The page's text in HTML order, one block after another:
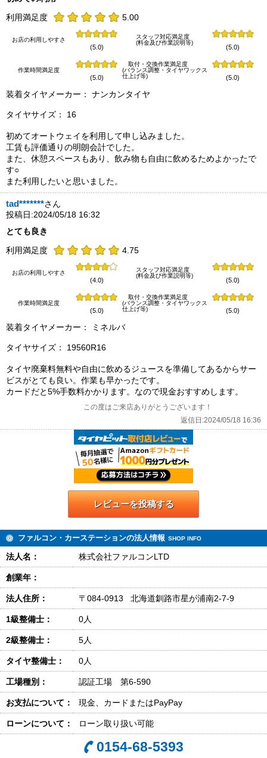
利用満足度
5.00
お店の利用しやすさ
(5.0)
スタッフ対応満足度
(料金及び作業説明等)
(5.0)
作業時間満足度
(5.0)
取付・交換作業満足度
(バランス調整・タイヤワックス
仕上げ等)
(5.0)
装着タイヤメーカー： ナンカンタイヤ
タイヤサイズ： 16
初めてオートウェイを利用して申し込みました。
工賃も評価通りの明朗会計でした。
また、休憩スペースもあり、飲み物も自由に飲めるためよかったで
す○
また利用したいと思いました。
tad*******さん
投稿日:2024/05/18 16:32
とても良き
利用満足度
4.75
お店の利用しやすさ
(4.0)
スタッフ対応満足度
(料金及び作業説明等)
(5.0)
作業時間満足度
(5.0)
取付・交換作業満足度
(バランス調整・タイヤワックス
仕上げ等)
(5.0)
装着タイヤメーカー： ミネルバ
タイヤサイズ： 19560R16
タイヤ廃棄料無料や自由に飲めるジュースを準備してあるからサー
ビスがとても良い。作業も早かったです。
カードだと5%手数料かかります。なので現金おすすめします。
この度はご来店ありがとうございます！
返信日:2024/05/18 16:36
レビューを投稿する
ファルコン・カーステーションの法人情報 SHOP INFO
法人名： 株式会社ファルコンLTD
創業年：
法人住所： 〒084-0913 北海道釧路市星が浦南2-7-9
1級整備士： 0人
2級整備士： 5人
タイヤ整備士： 0人
工場種別： 認証工場 第6-590
お支払について： 現金、カードまたはPayPay
ローンについて： ローン取り扱い可能
0154-68-5393